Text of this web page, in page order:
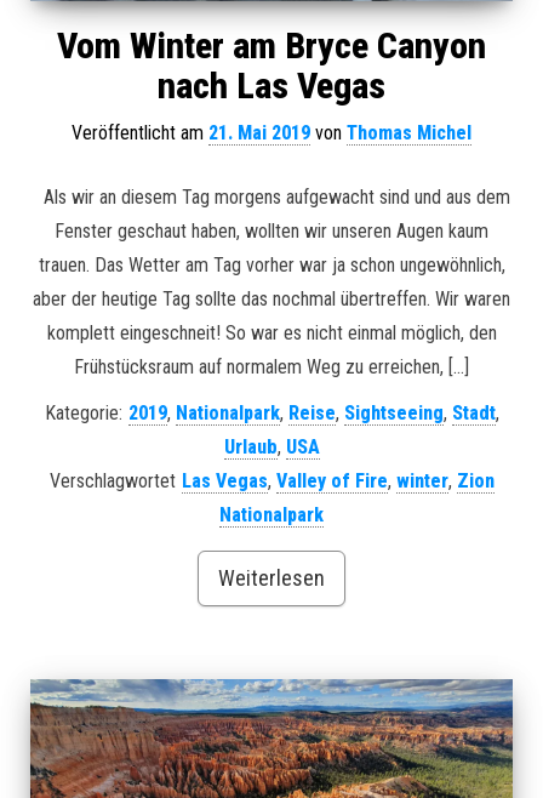
Vom Winter am Bryce Canyon
nach Las Vegas
Veröffentlicht am 21. Mai 2019 von Thomas Michel
Als wir an diesem Tag morgens aufgewacht sind und aus dem
Fenster geschaut haben, wollten wir unseren Augen kaum
trauen. Das Wetter am Tag vorher war ja schon ungewöhnlich,
aber der heutige Tag sollte das nochmal übertreffen. Wir waren
komplett eingeschneit! So war es nicht einmal möglich, den
Frühstücksraum auf normalem Weg zu erreichen, […]
Kategorie: 2019, Nationalpark, Reise, Sightseeing, Stadt,
Urlaub, USA
Verschlagwortet Las Vegas, Valley of Fire, winter, Zion
Nationalpark
Weiterlesen